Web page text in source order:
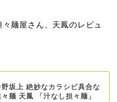
麺屋さん、天鳳のレビュ
野坂上 絶妙なカラシビ具合な
々麺 天鳳 「汁なし担々麺」